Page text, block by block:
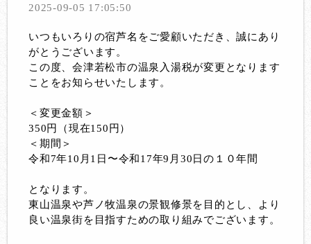
2025-09-05 17:05:50
いつもいろりの宿芦名をご愛顧いただき、誠にあり
がとうございます。
この度、会津若松市の温泉入湯税が変更となります
ことをお知らせいたします。
＜変更金額＞
350円（現在150円）
＜期間＞
令和7年10月1日〜令和17年9月30日の１０年間
となります。
東山温泉や芦ノ牧温泉の景観修景を目的とし、より
良い温泉街を目指すための取り組みでございます。